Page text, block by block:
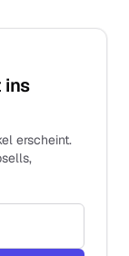
ins
erscheint.